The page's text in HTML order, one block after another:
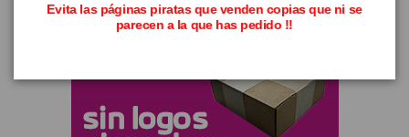
Evita las páginas piratas que venden copias que ni se
parecen a la que has pedido !!